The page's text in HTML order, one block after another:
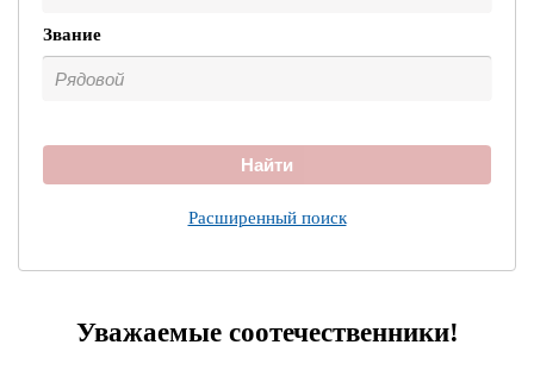
Звание
Найти
Расширенный поиск
Уважаемые соотечественники!